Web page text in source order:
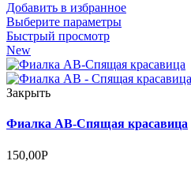
Добавить в избранное
Выберите параметры
Быстрый просмотр
New
Закрыть
Фиалка АВ-Спящая красавица
150,00Р